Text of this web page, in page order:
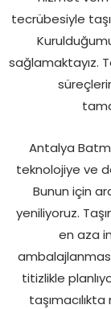
tecrübesiyle
sağlamaktayız.
Antalya
teknolojiye ve
Bunun için
yeniliyoruz.
en aza
titizlikle